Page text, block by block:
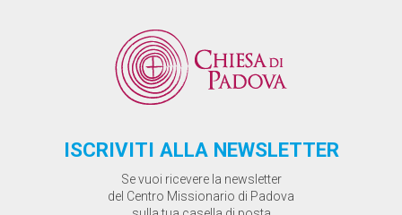
ISCRIVITI ALLA NEWSLETTER
Se vuoi ricevere la newsletter
del Centro Missionario di Padova